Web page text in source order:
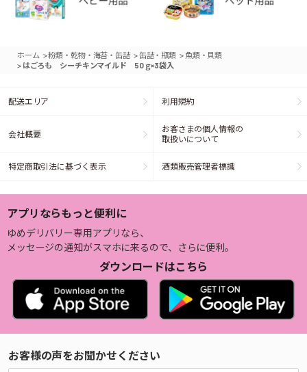
ホーム >粉類・乾物・海苔・缶詰 >缶詰・瓶類 > 魚類・貝類
> はごろも シーチキンマイルド 50ｇ×3袋入
配送エリア 利用規約
会社概要
お客さまの個人情報の
取扱いについて
特定商取引法に基づく表示 酒類販売管理者標識
アプリならもっと便利に
ゆめデリバリー専用アプリなら、
メッセージの通知がスマホに来るので、さらに便利。
ダウンロードはこちら
お客様の声をお聞かせください